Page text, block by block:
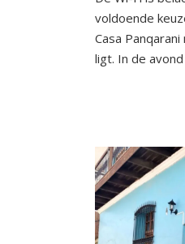
voldoende
Casa
ligt. In de